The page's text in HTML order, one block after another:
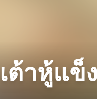
เต้าหู้แข็